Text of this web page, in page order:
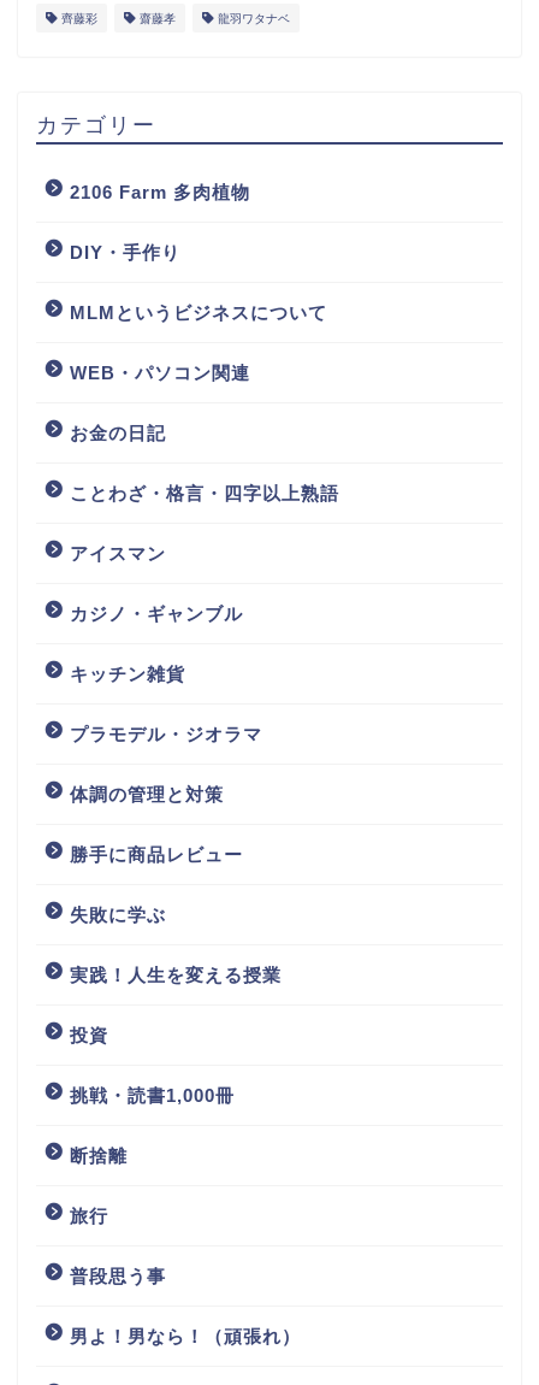
齊藤彩 齋藤孝 龍羽ワタナベ
カテゴリー
2106 Farm 多肉植物
DIY・手作り
MLMというビジネスについて
WEB・パソコン関連
お金の日記
ことわざ・格言・四字以上熟語
アイスマン
カジノ・ギャンブル
キッチン雑貨
プラモデル・ジオラマ
体調の管理と対策
勝手に商品レビュー
失敗に学ぶ
実践！人生を変える授業
投資
挑戦・読書1,000冊
断捨離
旅行
普段思う事
男よ！男なら！（頑張れ）